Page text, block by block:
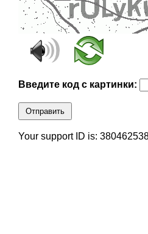
Введите код с картинки:
Отправить
Your support ID is: